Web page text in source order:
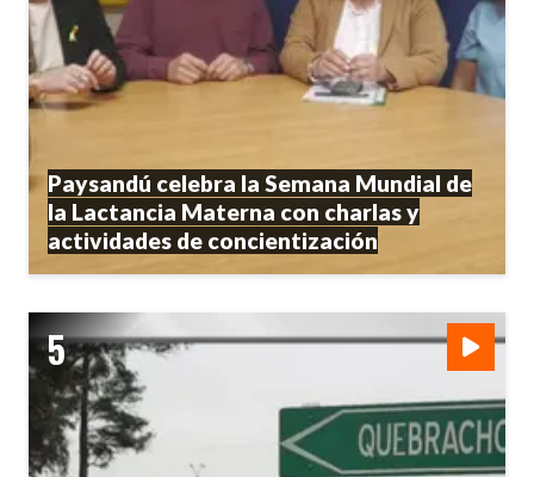
Paysandú celebra la Semana Mundial de
la Lactancia Materna con charlas y
actividades de concientización